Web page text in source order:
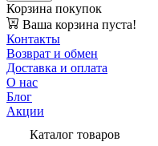
Корзина покупок
Ваша корзина пуста!
Контакты
Возврат и обмен
Доставка и оплата
О нас
Блог
Акции
Каталог товаров